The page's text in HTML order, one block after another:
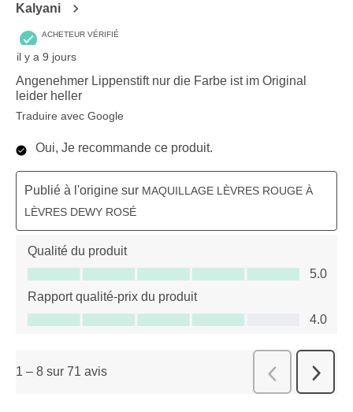
Kalyani
ACHETEUR VÉRIFIÉ
il y a 9 jours
Angenehmer Lippenstift nur die Farbe ist im Original
leider heller
Traduire avec Google
Oui, Je recommande ce produit.
Publié à l'origine sur MAQUILLAGE LÈVRES ROUGE À
LÈVRES DEWY ROSÉ
Qualité du produit
Qualité du produit, 5.0 sur 5
5.0
Rapport qualité-prix du produit
Rapport qualité-prix du produit, 4.0 sur 5
4.0
1 – 8 sur 71 avis PrécédentSuivant
avis